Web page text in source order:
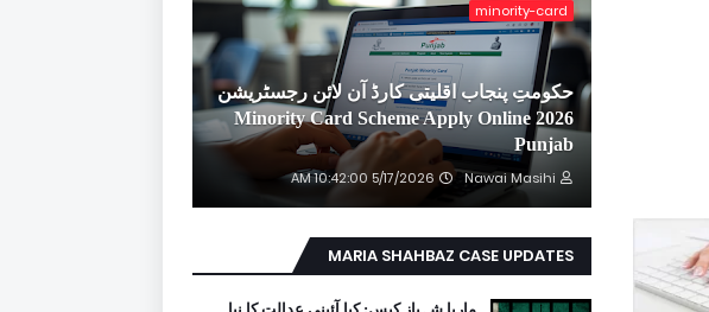
minority-card
حکومتِ پنجاب اقلیتی کارڈ آن لائن رجسٹریشن
2026 Minority Card Scheme Apply Online
Punjab
Nawai Masihi
5/17/2026 10:42:00 AM
MARIA SHAHBAZ CASE UPDATES